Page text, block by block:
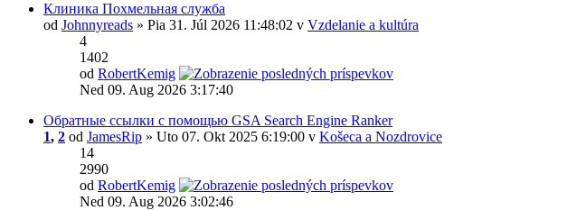
Клиника Похмельная служба
od Johnnyreads » Pia 31. Júl 2026 11:48:02 v Vzdelanie a kultúra
4
1402
od RobertKemig
Ned 09. Aug 2026 3:17:40
Обратные ссылки с помощью GSA Search Engine Ranker
1, 2 od JamesRip » Uto 07. Okt 2025 6:19:00 v Košeca a Nozdrovice
14
2990
od RobertKemig
Ned 09. Aug 2026 3:02:46